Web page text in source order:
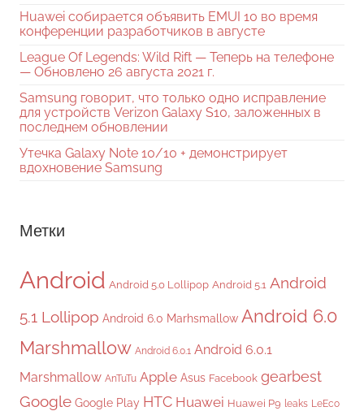
Huawei собирается объявить EMUI 10 во время
конференции разработчиков в августе
League Of Legends: Wild Rift — Теперь на телефоне
— Обновлено 26 августа 2021 г.
Samsung говорит, что только одно исправление
для устройств Verizon Galaxy S10, заложенных в
последнем обновлении
Утечка Galaxy Note 10/10 + демонстрирует
вдохновение Samsung
Метки
Android Android 5.0 Lollipop Android 5.1 Android
5.1 Lollipop Android 6.0 Marhsmallow Android 6.0
Marshmallow Android 6.0.1 Android 6.0.1
Marshmallow AnTuTu Apple Asus Facebook gearbest
Google Google Play HTC Huawei Huawei P9 leaks LeEco